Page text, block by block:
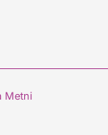
Metni